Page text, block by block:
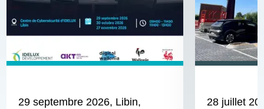
29 septembre 2026, Libin,
28 juillet